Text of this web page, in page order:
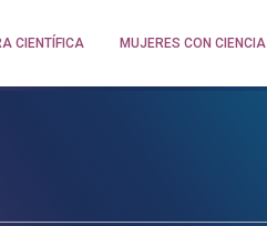
CIENTÍFICA MUJERES CON CIENCIA